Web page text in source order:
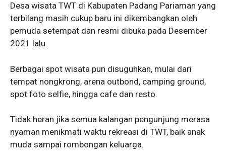
Desa wisata TWT di Kabupaten Padang Pariaman yang
terbilang masih cukup baru ini dikembangkan oleh
pemuda setempat dan resmi dibuka pada Desember
2021 lalu.
Berbagai spot wisata pun disuguhkan, mulai dari
tempat nongkrong, arena outbond, camping ground,
spot foto selfie, hingga cafe dan resto.
Tidak heran jika semua kalangan pengunjung merasa
nyaman menikmati waktu rekreasi di TWT, baik anak
muda sampai rombongan keluarga.